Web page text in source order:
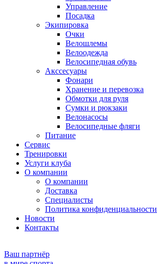
Управление
Посадка
Экипировка
Очки
Велошлемы
Велоодежда
Велосипедная обувь
Акссесуары
Фонари
Хранение и перевозка
Обмотки для руля
Сумки и рюкзаки
Велонасосы
Велосипедные фляги
Питание
Сервис
Тренировки
Услуги клуба
О компании
О компании
Доставка
Специалисты
Политика конфиденциальности
Новости
Контакты
Ваш партнёр